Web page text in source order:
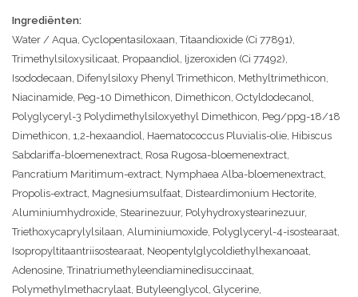
Ingrediënten:
Water / Aqua, Cyclopentasiloxaan, Titaandioxide (Ci 77891),
Trimethylsiloxysilicaat, Propaandiol, Ijzeroxiden (Ci 77492),
Isododecaan, Difenylsiloxy Phenyl Trimethicon, Methyltrimethicon,
Niacinamide, Peg-10 Dimethicon, Dimethicon, Octyldodecanol,
Polyglyceryl-3 Polydimethylsiloxyethyl Dimethicon, Peg/ppg-18/18
Dimethicon, 1,2-hexaandiol, Haematococcus Pluvialis-olie, Hibiscus
Sabdariffa-bloemenextract, Rosa Rugosa-bloemenextract,
Pancratium Maritimum-extract, Nymphaea Alba-bloemenextract,
Propolis-extract, Magnesiumsulfaat, Disteardimonium Hectorite,
Aluminiumhydroxide, Stearinezuur, Polyhydroxystearinezuur,
Triethoxycaprylylsilaan, Aluminiumoxide, Polyglyceryl-4-isostearaat,
Isopropyltitaantriisostearaat, Neopentylglycoldiethylhexanoaat,
Adenosine, Trinatriumethyleendiaminedisuccinaat,
Polymethylmethacrylaat, Butyleenglycol, Glycerine,